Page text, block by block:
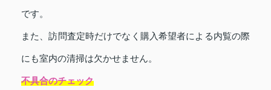
です。
また、訪問査定時だけでなく購入希望者による内覧の際
にも室内の清掃は欠かせません。
不具合のチェック